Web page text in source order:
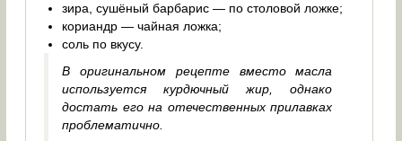
зира, сушёный барбарис — по столовой ложке;
кориандр — чайная ложка;
соль по вкусу.
В оригинальном рецепте вместо масла
используется курдючный жир, однако
достать его на отечественных прилавках
проблематично.